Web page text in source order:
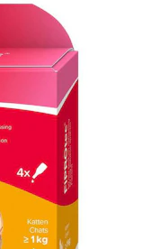
Hundekotbeutel und
Alles ansehen